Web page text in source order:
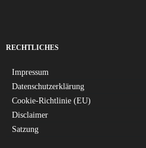
RECHTLICHES
Impressum
Datenschutzerklärung
Cookie-Richtlinie (EU)
Disclaimer
Satzung